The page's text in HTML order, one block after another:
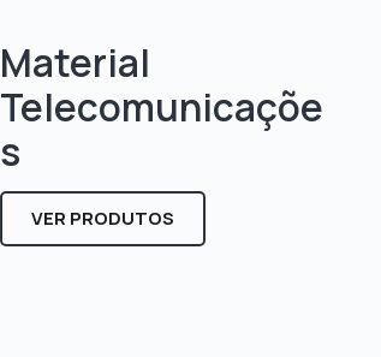
Material
Telecomunicaçõe
s
VER PRODUTOS